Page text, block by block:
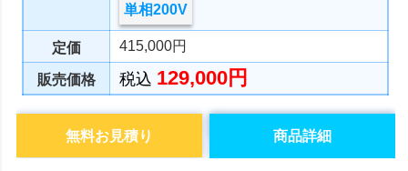
単相200V
定価 415,000円
販売価格 税込 129,000円
商品詳細
無料お見積り